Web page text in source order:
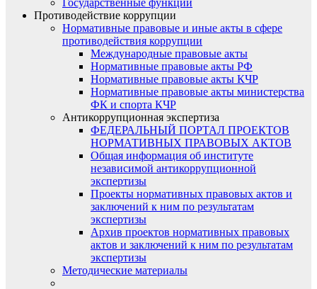
Государственные функции
Противодействие коррупции
Нормативные правовые и иные акты в сфере
противодействия коррупции
Международные правовые акты
Нормативные правовые акты РФ
Нормативные правовые акты КЧР
Нормативные правовые акты министерства
ФК и спорта КЧР
Антикоррупционная экспертиза
ФЕДЕРАЛЬНЫЙ ПОРТАЛ ПРОЕКТОВ
НОРМАТИВНЫХ ПРАВОВЫХ АКТОВ
Общая информация об институте
независимой антикоррупционной
экспертизы
Проекты нормативных правовых актов и
заключений к ним по результатам
экспертизы
Архив проектов нормативных правовых
актов и заключений к ним по результатам
экспертизы
Методические материалы